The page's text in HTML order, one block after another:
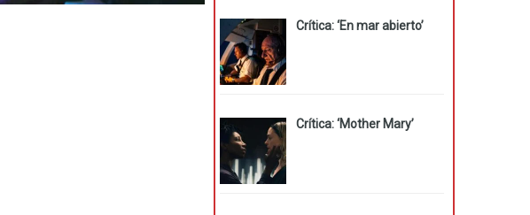
Crítica: ‘En mar abierto’
Crítica: ‘Mother Mary’